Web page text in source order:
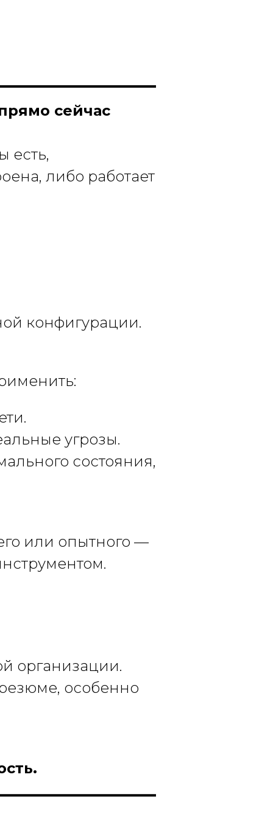
сейчас
есть,
либо работает
конфигурации.
угрозы.
состояния,
или опытного —
организации.
особенно